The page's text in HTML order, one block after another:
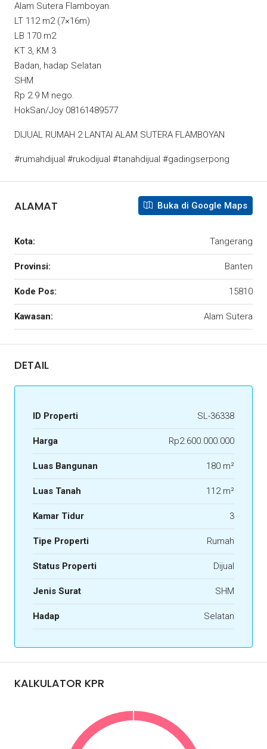
Alam Sutera Flamboyan.
LT 112 m2 (7×16m)
LB 170 m2
KT 3, KM 3
Badan, hadap Selatan
SHM
Rp 2.9 M nego.
HokSan/Joy 08161489577
DIJUAL RUMAH 2 LANTAI ALAM SUTERA FLAMBOYAN
#rumahdijual #rukodijual #tanahdijual #gadingserpong
ALAMAT Buka di Google Maps
Kota: Tangerang
Provinsi: Banten
Kode Pos: 15810
Kawasan: Alam Sutera
DETAIL
ID Properti SL-36338
Harga Rp2.600.000.000
Luas Bangunan 180 m²
Luas Tanah 112 m²
Kamar Tidur 3
Tipe Properti Rumah
Status Properti Dijual
Jenis Surat SHM
Hadap Selatan
KALKULATOR KPR